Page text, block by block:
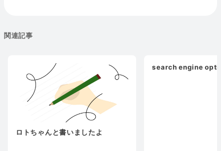
関連記事
ロトちゃんと書いましたよ
search engine